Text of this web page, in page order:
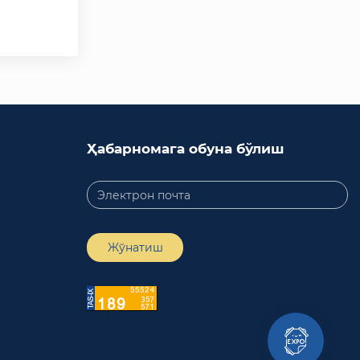
Ҳабарномага обуна бўлиш
Жўнатиш